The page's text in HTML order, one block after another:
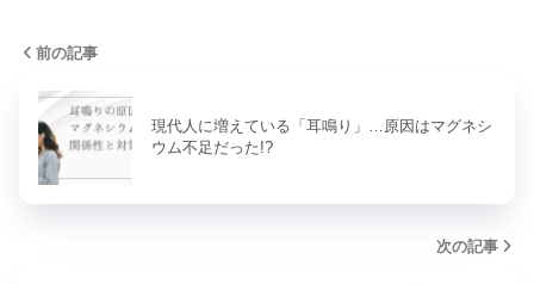
前の記事
現代人に増えている「耳鳴り」…原因はマグネシ
ウム不足だった!?
次の記事